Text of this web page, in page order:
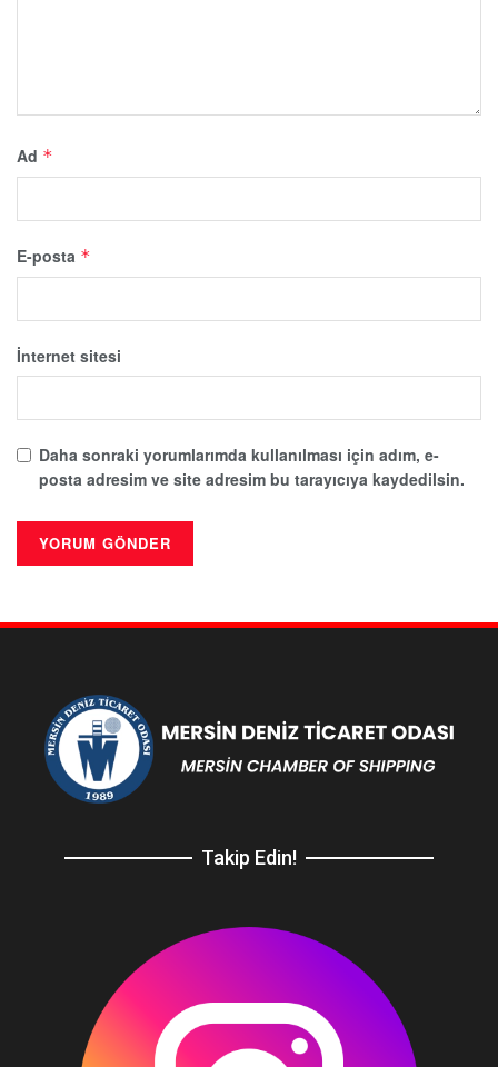
Ad *
E-posta *
İnternet sitesi
Daha sonraki yorumlarımda kullanılması için adım, e-
posta adresim ve site adresim bu tarayıcıya kaydedilsin.
Takip Edin!